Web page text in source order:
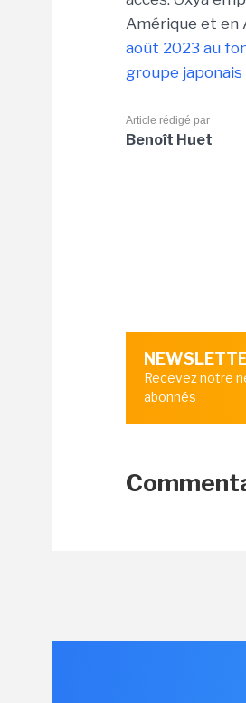
Amérique et en
août 2023 au
groupe
Article rédigé par
Benoît Huet
Recevez notre
abonnés